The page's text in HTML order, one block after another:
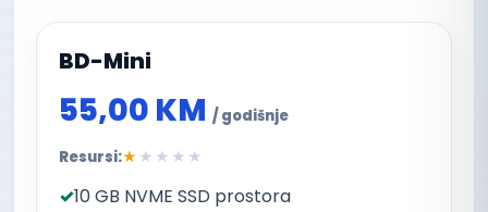
BD-Mini
55,00 KM / godišnje
Resursi:★ ★★★★
10 GB NVME SSD prostora